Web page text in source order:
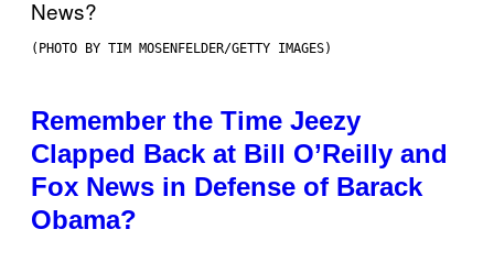
(PHOTO BY TIM MOSENFELDER/GETTY IMAGES)
Remember the Time Jeezy
Clapped Back at Bill O’Reilly and
Fox News in Defense of Barack
Obama?